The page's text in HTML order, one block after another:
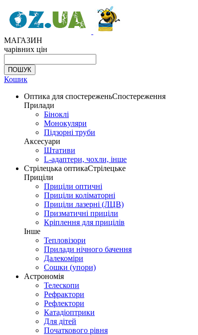
МАГАЗИН
чарівних цін
Кошик
Оптика для спостереженьСпостереження
Прилади
Біноклі
Монокуляри
Підзорні труби
Аксесуари
Штативи
L-адаптери, чохли, інше
Стрілецька оптикаСтрілецьке
Приціли
Приціли оптичні
Приціли коліматорні
Приціли лазерні (ЛЦВ)
Призматичні приціли
Кріплення для прицілів
Інше
Тепловізори
Прилади нічного бачення
Далекоміри
Сошки (упори)
Астрономія
Телескопи
Рефрактори
Рефлектори
Катадіоптрики
Для дітей
Початкового рівня